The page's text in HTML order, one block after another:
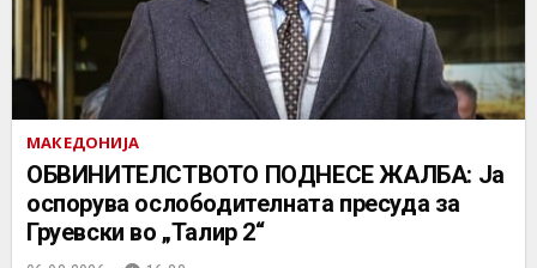
МАКЕДОНИЈА
ОБВИНИТЕЛСТВОТО ПОДНЕСЕ ЖАЛБА: Ја
оспорува ослободителната пресуда за
Груевски во „Талир 2“